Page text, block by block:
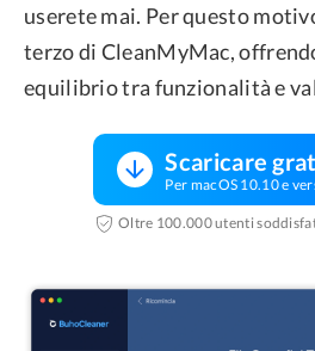
userete mai. Per questo
terzo di CleanMyMac,
equilibrio tra funzionalità e
Scaricare
Per macOS 10.10 e
Oltre 100.000 utenti